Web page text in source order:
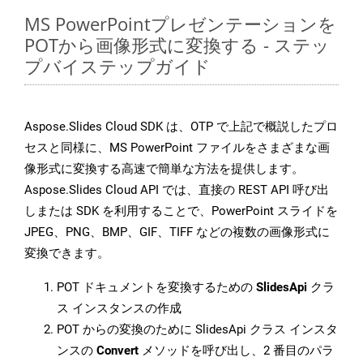
MS PowerPointプレゼンテーションを
POTから画像形式に変換する - ステッ
プバイステップガイド
Aspose.Slides Cloud SDK は、OTP で上記で概説したプロ
セスと同様に、MS PowerPoint ファイルをさまざまな画
像形式に変換する高速で簡単な方法を提供します。
Aspose.Slides Cloud API では、直接の REST API 呼び出
しまたは SDK を利用することで、PowerPoint スライドを
JPEG、PNG、BMP、GIF、TIFF などの複数の画像形式に
変換できます。
POT ドキュメントを変換するための SlidesApi クラ
ス インスタンスの作成
POT からの変換のために SlidesApi クラス インスタ
ンスの Convert メソッドを呼び出し、2 番目のパラ